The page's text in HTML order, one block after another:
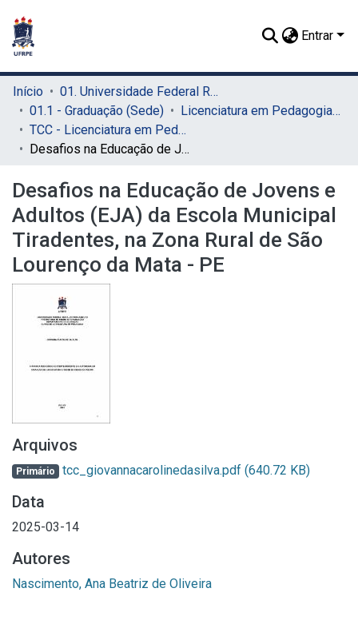
Entrar
Início
01. Universidade Federal Rural de Pernambuco - UFRPE (Sede)
01.1 - Graduação (Sede)
Licenciatura em Pedagogia (Sede)
TCC - Licenciatura em Pedagogia (Sede)
Desafios na Educação de Jovens e Adultos (EJA) da Escola Municipal Tiradentes, na Zona Rural de São Lourenço da Mata - PE
Desafios na Educação de Jovens e
Adultos (EJA) da Escola Municipal
Tiradentes, na Zona Rural de São
Lourenço da Mata - PE
Arquivos
Primário tcc_giovannacarolinedasilva.pdf (640.72 KB)
Data
2025-03-14
Autores
Nascimento, Ana Beatriz de Oliveira